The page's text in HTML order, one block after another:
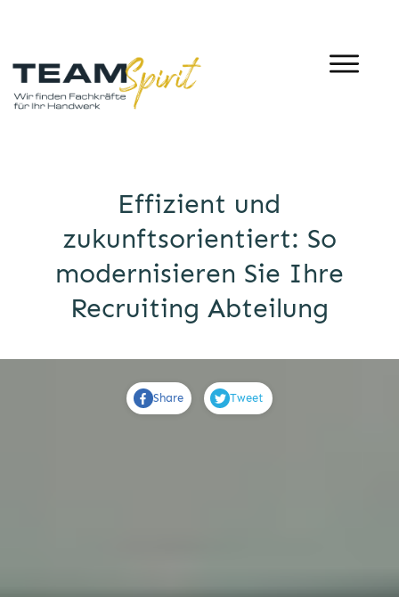
Effizient und
zukunftsorientiert: So
modernisieren Sie Ihre
Recruiting Abteilung
Share Tweet